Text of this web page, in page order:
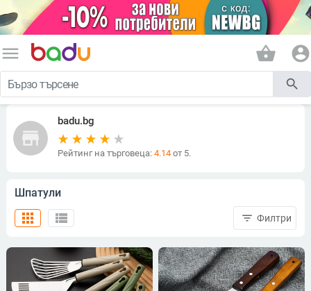
menu shopping_basket account_circle
search
store
badu.bg
Рейтинг на търговеца: 4.14от 5.
Шпатули
view_list
apps filter_list Филтри